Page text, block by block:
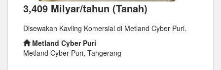
3,409 Milyar/tahun (Tanah)
Disewakan Kavling Komersial di Metland Cyber Puri.
Metland Cyber Puri
Metland Cyber Puri, Tangerang